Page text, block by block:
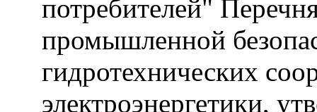
потребителей"
промышленной
гидротехнических
электроэнергетики,